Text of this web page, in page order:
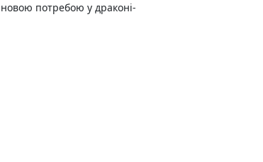
потребою у драконі-